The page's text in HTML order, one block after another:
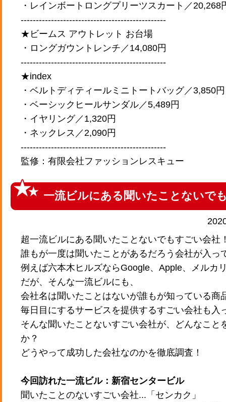
・レインボートロングプリーツスカート／20,268
------------------------------------------------
★ビームス アウトレット お台場
・ロングガウントレンチ／14,080円
------------------------------------------------
★index
・ベルトディティールミニトートバッグ／3,850円
・ベーシックヒールサンダル／5,489円
・イヤリング／1,320円
・ネックレス／2,090円
------------------------------------------------
監修：有限会社ファッションレスキュー
一流ビルにある聞いたことないで
超一流ビルにある聞いたことないでもすごい会社
誰もが一度は聞いたことがあるだろう会社が入っ
例えば六本木ヒルズならGoogle、Apple、メルカ
だが、そんな一流ビルにも、
会社名は聞いたことはないが誰もが知っている商
毎日目にするサービスを提供するすごい会社も入
そんな聞いたことないすごい会社が、どんなこと
か？
どうやって成功した会社なのかを徹底調査！
今回訪れた一流ビル：新宿センタービル
聞いたことのないすごい会社...「センカク」